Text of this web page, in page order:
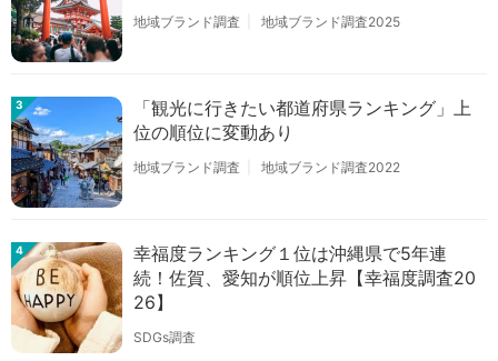
地域ブランド調査 地域ブランド調査2025
3
「観光に行きたい都道府県ランキング」上
位の順位に変動あり
地域ブランド調査 地域ブランド調査2022
4
幸福度ランキング１位は沖縄県で5年連
続！佐賀、愛知が順位上昇【幸福度調査20
26】
SDGs調査